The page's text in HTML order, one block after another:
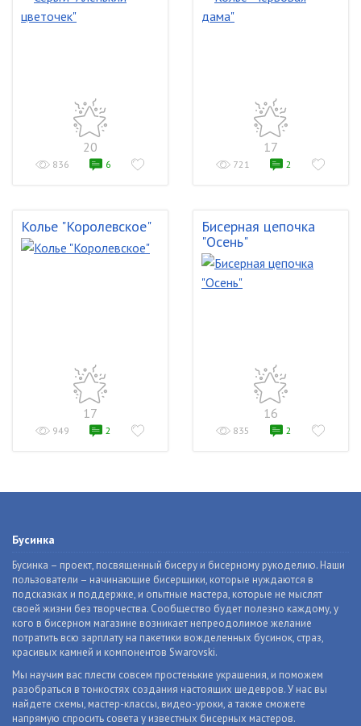
20
836 6
17
721 2
Колье "Королевское"
17
949 2
Бисерная цепочка
"Осень"
16
835 2
Бусинка
Бусинка – проект, посвященный бисеру и бисерному рукоделию. Наши
пользователи – начинающие бисерщики, которые нуждаются в
подсказках и поддержке, и опытные мастера, которые не мыслят
своей жизни без творчества. Сообщество будет полезно каждому, у
кого в бисерном магазине возникает непреодолимое желание
потратить всю зарплату на пакетики вожделенных бусинок, страз,
красивых камней и компонентов Swarovski.
Мы научим вас плести совсем простенькие украшения, и поможем
разобраться в тонкостях создания настоящих шедевров. У нас вы
найдете схемы, мастер-классы, видео-уроки, а также сможете
напрямую спросить совета у известных бисерных мастеров.